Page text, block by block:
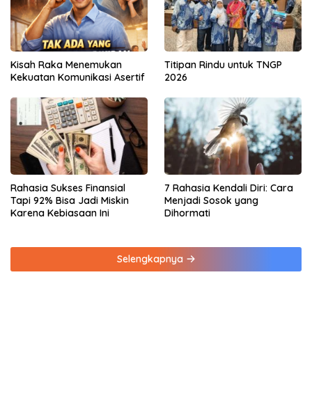
Kisah Raka Menemukan
Kekuatan Komunikasi Asertif
Titipan Rindu untuk TNGP
2026
Rahasia Sukses Finansial
Tapi 92% Bisa Jadi Miskin
Karena Kebiasaan Ini
7 Rahasia Kendali Diri: Cara
Menjadi Sosok yang
Dihormati
Selengkapnya